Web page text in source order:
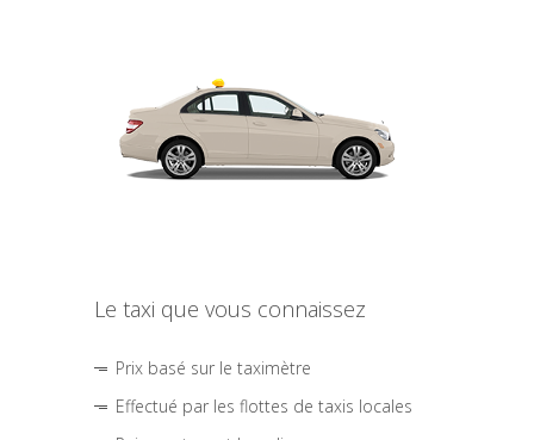
Le taxi que vous connaissez
Prix basé sur le taximètre
Effectué par les flottes de taxis locales